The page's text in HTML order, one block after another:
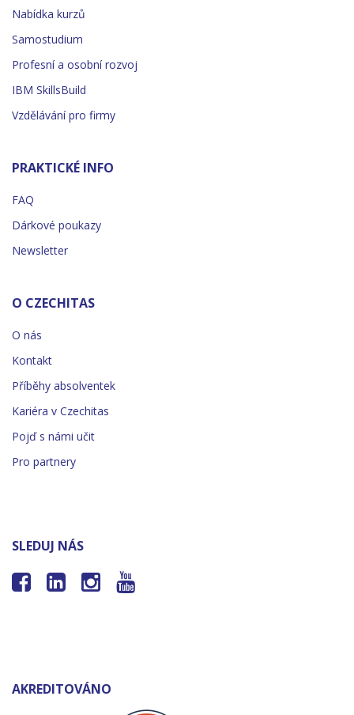
Nabídka kurzů
Samostudium
Profesní a osobní rozvoj
IBM SkillsBuild
Vzdělávání pro firmy
PRAKTICKÉ INFO
FAQ
Dárkové poukazy
Newsletter
O CZECHITAS
O nás
Kontakt
Příběhy absolventek
Kariéra v Czechitas
Pojď s námi učit
Pro partnery
SLEDUJ NÁS
   
AKREDITOVÁNO